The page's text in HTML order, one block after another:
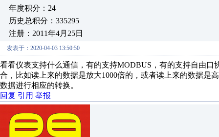
年度积分：24
历史总积分：335295
注册：2011年4月25日
发表于：2020-04-03 13:50:50
看看仪表支持什么通信，有的支持MODBUS，有的支持自由
合，比如读上来的数据是放大1000倍的，或者读上来的数据是
数据进行相应的转换。
回复 引用 举报